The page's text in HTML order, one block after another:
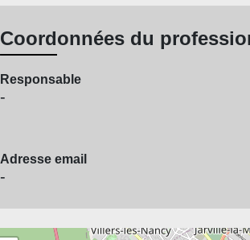
Coordonnées du
Responsable
-
Adresse email
-